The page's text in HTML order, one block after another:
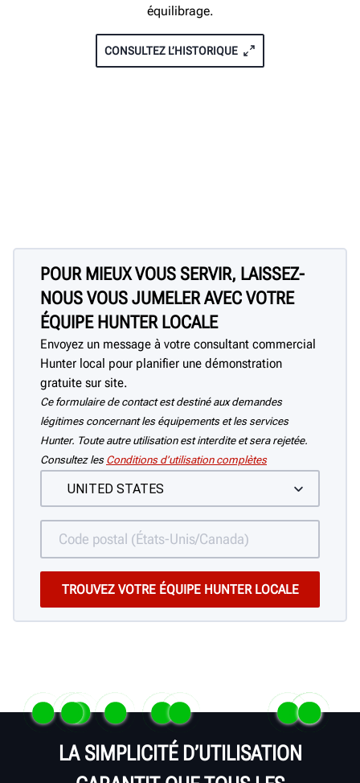
équilibrage.
CONSULTEZ L’HISTORIQUE
POUR MIEUX VOUS SERVIR, LAISSEZ-
NOUS VOUS JUMELER AVEC VOTRE
ÉQUIPE HUNTER LOCALE
Envoyez un message à votre consultant commercial
Hunter local pour planifier une démonstration
gratuite sur site.
Ce formulaire de contact est destiné aux demandes
légitimes concernant les équipements et les services
Hunter. Toute autre utilisation est interdite et sera rejetée.
Consultez les Conditions d’utilisation complètes
LA SIMPLICITÉ D’UTILISATION
MC